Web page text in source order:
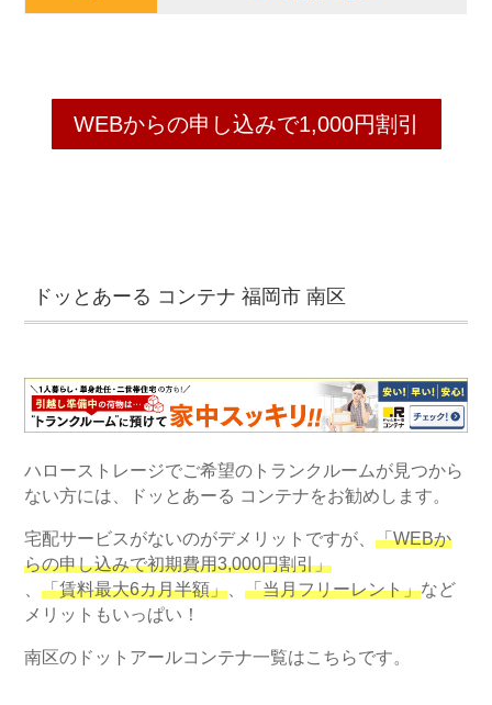
WEBからの申し込みで1,000円割引
ドッとあーる コンテナ 福岡市 南区
ハローストレージでご希望のトランクルームが見つから
ない方には、ドッとあーる コンテナをお勧めします。
宅配サービスがないのがデメリットですが、「WEBか
らの申し込みで初期費用3,000円割引」
、「賃料最大6カ月半額」 、「当月フリーレント」など
メリットもいっぱい！
南区のドットアールコンテナ一覧はこちらです。